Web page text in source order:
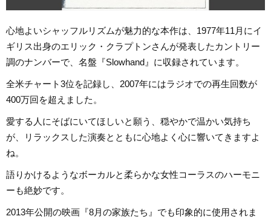
心地よいシャッフルリズムが魅力的な本作は、1977年11月にイ
ギリス出身のエリック・クラプトンさんが発表したカントリー
調のナンバーで、名盤『Slowhand』に収録されています。
全米チャート3位を記録し、2007年にはラジオでの再生回数が
400万回を超えました。
愛する人にそばにいてほしいと願う、穏やかで温かい気持ち
が、リラックスした演奏とともに心地よく心に響いてきますよ
ね。
語りかけるようなボーカルと柔らかな女性コーラスのハーモニ
ーも絶妙です。
2013年公開の映画『8月の家族たち』でも印象的に使用されま